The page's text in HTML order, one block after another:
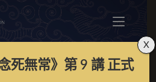
死無常》第 9 講正式
X